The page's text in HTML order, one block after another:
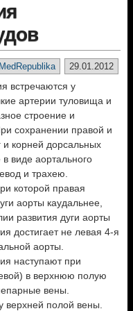
29.01.2012
MedRepublika
встречаются у
артерии туловища и
строение и
сохранении правой и
корней дорсальных
виде аортального
и трахею.
которой правая
аорты каудальнее,
развития дуги аорты
достигает не левая 4-я
аорты.
наступают при
в верхнюю полую
вены.
верхней полой вены.